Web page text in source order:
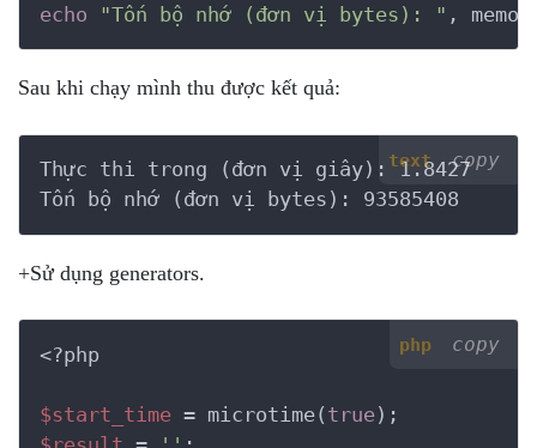
echo
"Tốn bộ nhớ (đơn vị bytes): " ,
Sau khi chạy mình thu được kết quả:
text copy
Thực thi trong (đơn vị giây): 1.8427
Tốn bộ nhớ (đơn vị bytes): 93585408
+Sử dụng generators.
php copy
<?php
$start_time = microtime( true